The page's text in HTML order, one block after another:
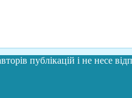
публікацій і не несе